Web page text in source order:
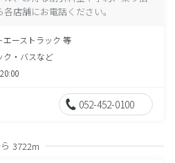
店舗にお電話ください。
エーストラック 等
ク・バスなど
052-452-0100
3722m